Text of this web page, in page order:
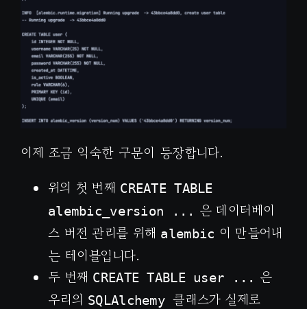
이제 조금 익숙한 구문이 등장합니다.
위의 첫 번째 CREATE TABLE
alembic_version ... 은 데이터베이
스 버전 관리를 위해 alembic 이 만들어내
는 테이블입니다.
두 번째 CREATE TABLE user ... 은
우리의 SQLAlchemy클래스가 실제로